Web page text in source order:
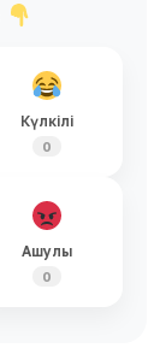
Күлкілі
0
Ашулы
0